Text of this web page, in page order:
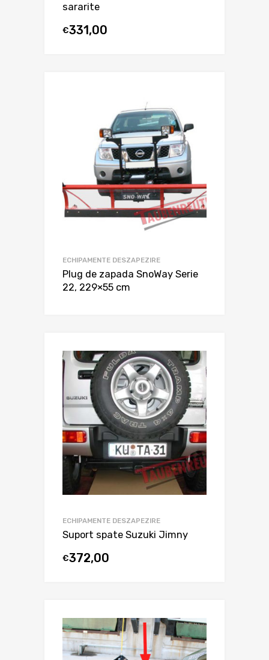
sararite
€331,00
ECHIPAMENTE DESZAPEZIRE
Plug de zapada SnoWay Serie
22, 229×55 cm
ECHIPAMENTE DESZAPEZIRE
Suport spate Suzuki Jimny
€372,00